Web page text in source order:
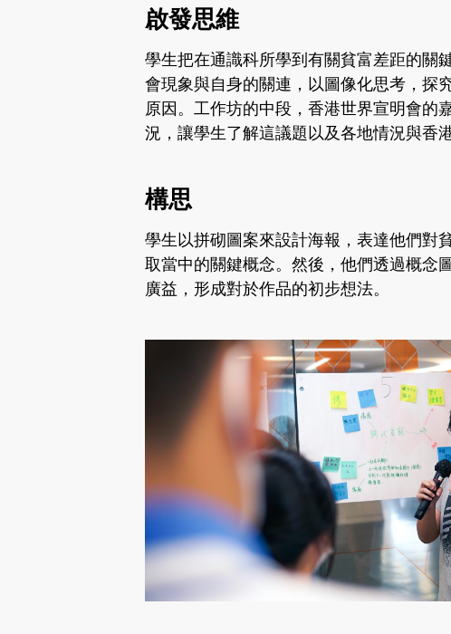
啟發思維
學生把在通識科所學到有關貧富差距的關
會現象與自身的關連，以圖像化思考，探
原因。工作坊的中段，香港世界宣明會的
況，讓學生了解這議題以及各地情況與香
構思
學生以拼砌圖案來設計海報，表達他們對
取當中的關鍵概念。然後，他們透過概念
廣益，形成對於作品的初步想法。